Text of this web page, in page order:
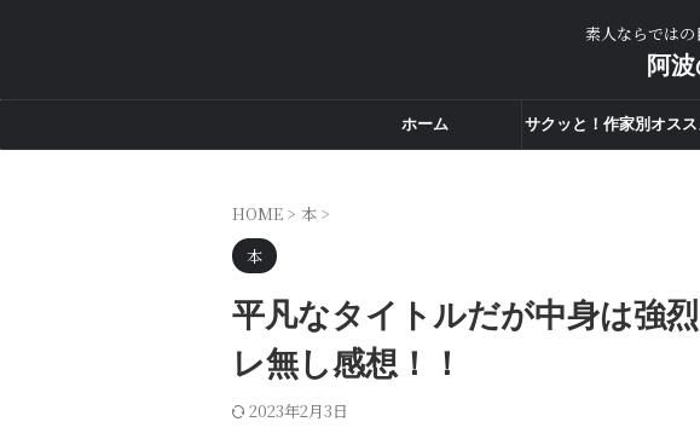
素人ならではの
阿
ホーム サクッと！作家別オスス
HOME > 本 >
本
平凡なタイトルだが中身は強
レ無し感想！！
2023年2月3日